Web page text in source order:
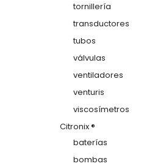
tornillería
transductores
tubos
válvulas
ventiladores
venturis
viscosímetros
Citronix ®
baterías
bombas